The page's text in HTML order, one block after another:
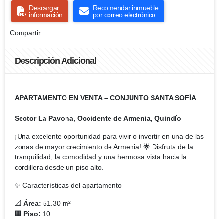
Descargar
información
Recomendar inmueble
por correo electrónico
Compartir
Descripción Adicional
APARTAMENTO EN VENTA – CONJUNTO SANTA SOFÍA
Sector La Pavona, Occidente de Armenia, Quindío
¡Una excelente oportunidad para vivir o invertir en una de las
zonas de mayor crecimiento de Armenia! 🌟 Disfruta de la
tranquilidad, la comodidad y una hermosa vista hacia la
cordillera desde un piso alto.
✨ Características del apartamento
📐 Área: 51.30 m²
🏢 Piso: 10